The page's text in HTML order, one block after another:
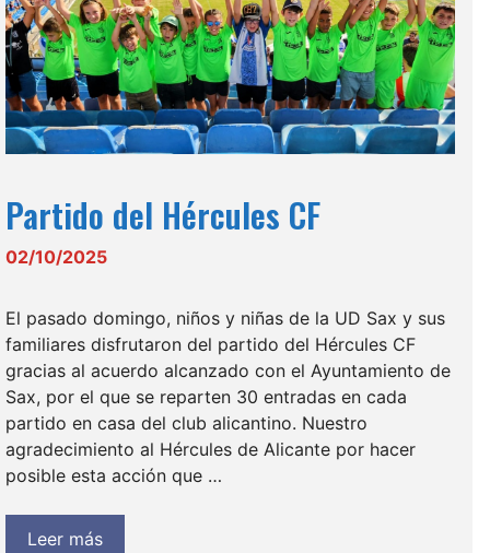
Partido del Hércules CF
02/10/2025
El pasado domingo, niños y niñas de la UD Sax y sus
familiares disfrutaron del partido del Hércules CF
gracias al acuerdo alcanzado con el Ayuntamiento de
Sax, por el que se reparten 30 entradas en cada
partido en casa del club alicantino. Nuestro
agradecimiento al Hércules de Alicante por hacer
posible esta acción que …
Leer más